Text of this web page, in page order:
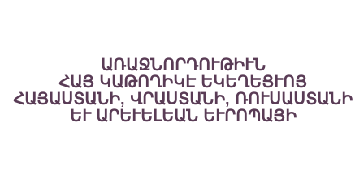
ԱՌԱՋՆՈՐԴՈՒԹԻՒՆ
ՀԱՅ ԿԱԹՈՂԻԿԷ ԵԿԵՂԵՑՒՈՅ
ՀԱՅԱՍՏԱՆԻ, ՎՐԱՍՏԱՆԻ, ՌՈՒՍԱՍՏԱՆԻ
ԵՒ ԱՐԵՒԵԼԵԱՆ ԵՒՐՈՊԱՅԻ